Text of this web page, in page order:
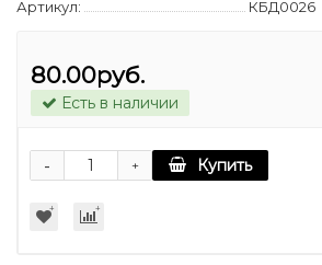
Артикул:
КБД0026
80.00руб.
Есть в наличии
+
- Купить